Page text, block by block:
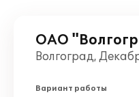
ОАО
Волгоград,
Вариант работы